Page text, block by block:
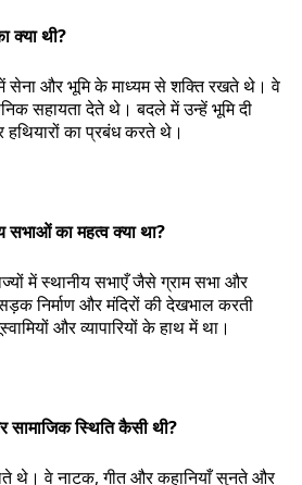
क्या थी?
में सेना और भूमि के माध्यम से शक्ति रखते थे। वे
सहायता देते थे। बदले में उन्हें भूमि दी
का प्रबंध करते थे।
सभाओं का महत्व क्या था?
में स्थानीय सभाएँ जैसे ग्राम सभा और
निर्माण और मंदिरों की देखभाल करती
और व्यापारियों के हाथ में था।
स्थिति कैसी थी?
थे। वे नाटक, गीत और कहानियाँ सुनते और